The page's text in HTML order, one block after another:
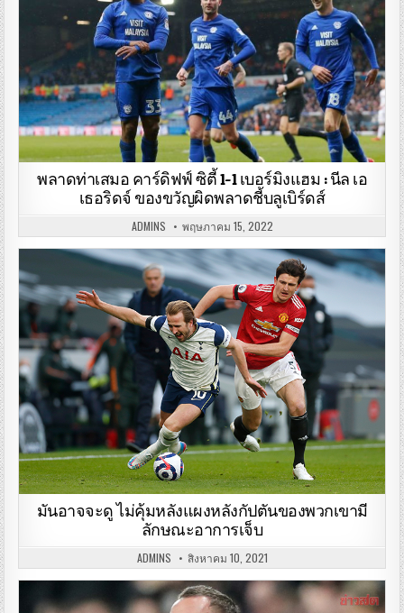
พลาดท่าเสมอ คาร์ดิฟฟ์ ซิตี้ 1-1 เบอร์มิงแฮม : นีล เอ
เธอริดจ์ ของขวัญผิดพลาดชี้บลูเบิร์ดส์
ADMINS พฤษภาคม 15, 2022
มันอาจจะดู ไม่คุ้มหลังแผงหลังกัปตันของพวกเขามี
ลักษณะอาการเจ็บ
ADMINS สิงหาคม 10, 2021